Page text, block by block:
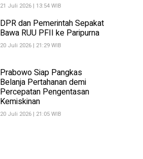
21 Juli 2026 | 13:54 WIB
DPR dan Pemerintah Sepakat
Bawa RUU PFII ke Paripurna
20 Juli 2026 | 21:29 WIB
Prabowo Siap Pangkas
Belanja Pertahanan demi
Percepatan Pengentasan
Kemiskinan
20 Juli 2026 | 21:05 WIB